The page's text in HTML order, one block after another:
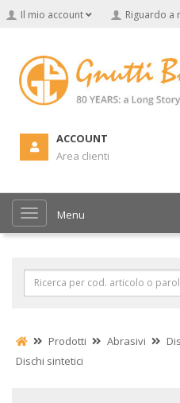
Il mio account Riguardo a
ACCOUNT
Area clienti
Menu
Prodotti Abrasivi
Dischi sintetici